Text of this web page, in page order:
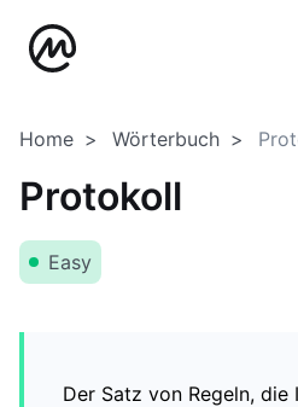
Home Wörterbuch
Protokoll
Easy
Der Satz von Regeln, die